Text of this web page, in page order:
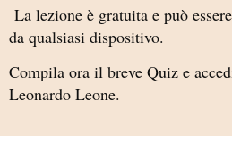
La lezione è gratuita e può
da qualsiasi dispositivo.
Compila ora il breve Quiz e
Leonardo Leone.